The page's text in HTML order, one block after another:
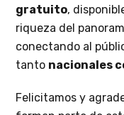
gratuito,
riqueza del
conectando al
tanto nacionales
Felicitamos y